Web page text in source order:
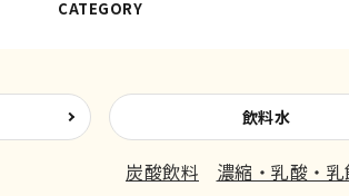
CATEGORY
飲料水
炭酸飲料
濃縮・乳酸・